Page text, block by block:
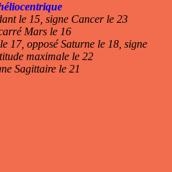
le 15, signe Cancer le 23
Mars le 16
17, opposé Saturne le 18, signe
maximale le 22
Sagittaire le 21